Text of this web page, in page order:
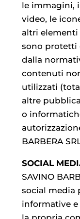
le immagini,
video, le
altri elementi
sono protetti
dalla
contenuti
utilizzati
altre
o
BARBERA
SOCIAL
SAVINO
social media
informative e